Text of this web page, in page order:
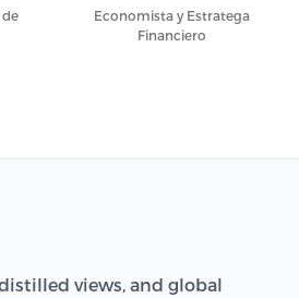
Economista y Estratega
Financiero
views, and global